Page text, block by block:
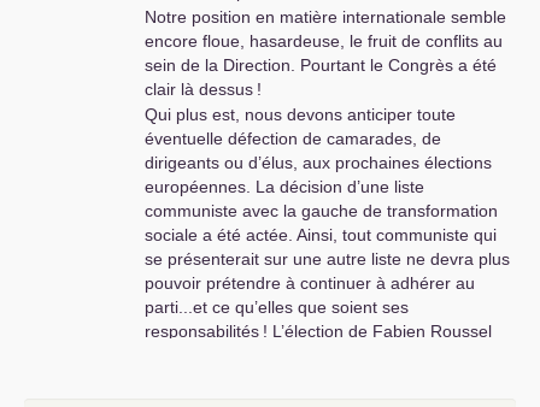
Notre position en matière internationale semble
encore floue, hasardeuse, le fruit de conflits au
sein de la Direction. Pourtant le Congrès a été
clair là dessus !
Qui plus est, nous devons anticiper toute
éventuelle défection de camarades, de
dirigeants ou d’élus, aux prochaines élections
européennes. La décision d’une liste
communiste avec la gauche de transformation
sociale a été actée. Ainsi, tout communiste qui
se présenterait sur une autre liste ne devra plus
pouvoir prétendre à continuer à adhérer au
parti...et ce qu’elles que soient ses
responsabilités ! L’élection de Fabien Roussel